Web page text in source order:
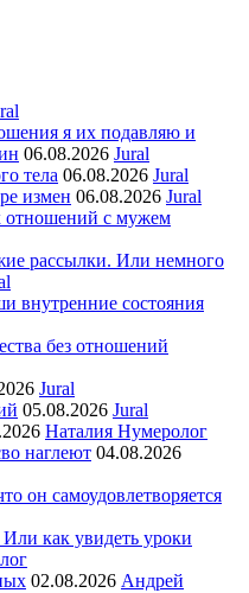
я их подавляю и
06.08.2026 Jural
тела 06.08.2026 Jural
измен 06.08.2026 Jural
отношений с мужем
рассылки. Или немного
внутренние состояния
без отношений
Jural
05.08.2026 Jural
Наталия Нумеролог
наглеют 04.08.2026
он самоудовлетворяется
как увидеть уроки
02.08.2026 Андрей